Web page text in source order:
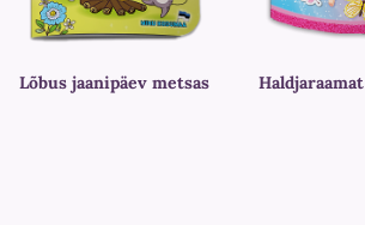
Lõbus jaanipäev metsas Haldjaraamat